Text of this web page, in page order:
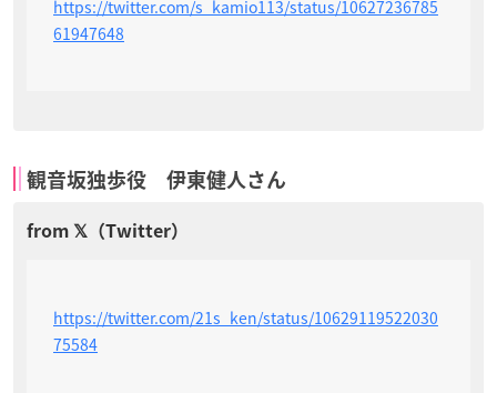
https://twitter.com/s_kamio113/status/10627236785
61947648
観音坂独歩役 伊東健人さん
https://twitter.com/21s_ken/status/10629119522030
75584